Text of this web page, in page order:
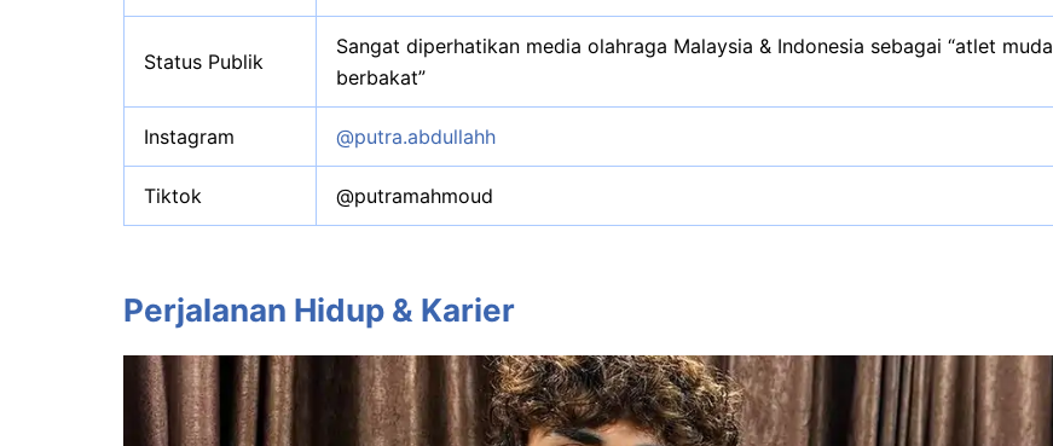
Status Publik
Sangat diperhatikan media olahraga Malaysia & Indonesia sebagai “atlet muda
berbakat”
Instagram @putra.abdullahh
Tiktok @putramahmoud
Perjalanan Hidup & Karier